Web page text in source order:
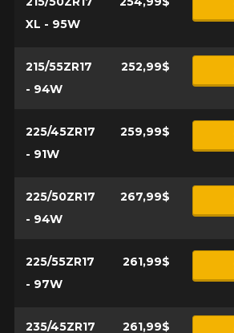
XL - 95W
215/55ZR17
- 94W
252,99$
225/45ZR17
- 91W
259,99$
225/50ZR17
- 94W
267,99$
225/55ZR17
- 97W
261,99$
235/45ZR17
261,99$